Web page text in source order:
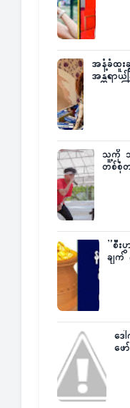
အနံ့ခံထူး
အန္တရာယ်
သူ့ကို
တစ်စုံ
”စီး
ချက်
ဒေ
ဖေ